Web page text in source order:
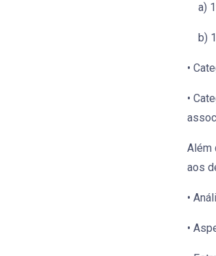
a)
b)
•
•
Além
aos
•
•